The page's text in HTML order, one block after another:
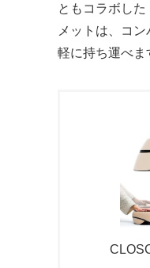
ともコラボし
メットは、コ
軽に持ち運べま